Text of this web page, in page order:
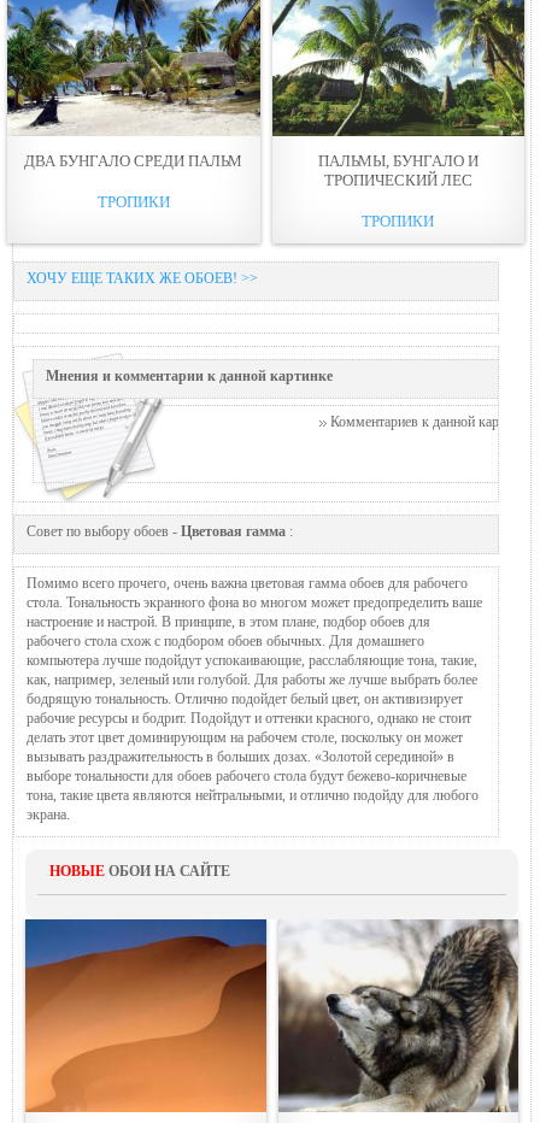
ДВА БУНГАЛО СРЕДИ ПАЛЬМ
ТРОПИКИ
ПАЛЬМЫ, БУНГАЛО И
ТРОПИЧЕСКИЙ ЛЕС
ТРОПИКИ
ХОЧУ ЕЩЕ ТАКИХ ЖЕ ОБОЕВ! >>
Мнения и комментарии к данной картинке
Комментариев к данной картинке
Совет по выбору обоев - Цветовая гамма :
Помимо всего прочего, очень важна цветовая гамма обоев для рабочего
стола. Тональность экранного фона во многом может предопределить ваше
настроение и настрой. В принципе, в этом плане, подбор обоев для
рабочего стола схож с подбором обоев обычных. Для домашнего
компьютера лучше подойдут успокаивающие, расслабляющие тона, такие,
как, например, зеленый или голубой. Для работы же лучше выбрать более
бодрящую тональность. Отлично подойдет белый цвет, он активизирует
рабочие ресурсы и бодрит. Подойдут и оттенки красного, однако не стоит
делать этот цвет доминирующим на рабочем столе, поскольку он может
вызывать раздражительность в больших дозах. «Золотой серединой» в
выборе тональности для обоев рабочего стола будут бежево-коричневые
тона, такие цвета являются нейтральными, и отлично подойду для любого
экрана.
НОВЫЕ ОБОИ НА САЙТЕ